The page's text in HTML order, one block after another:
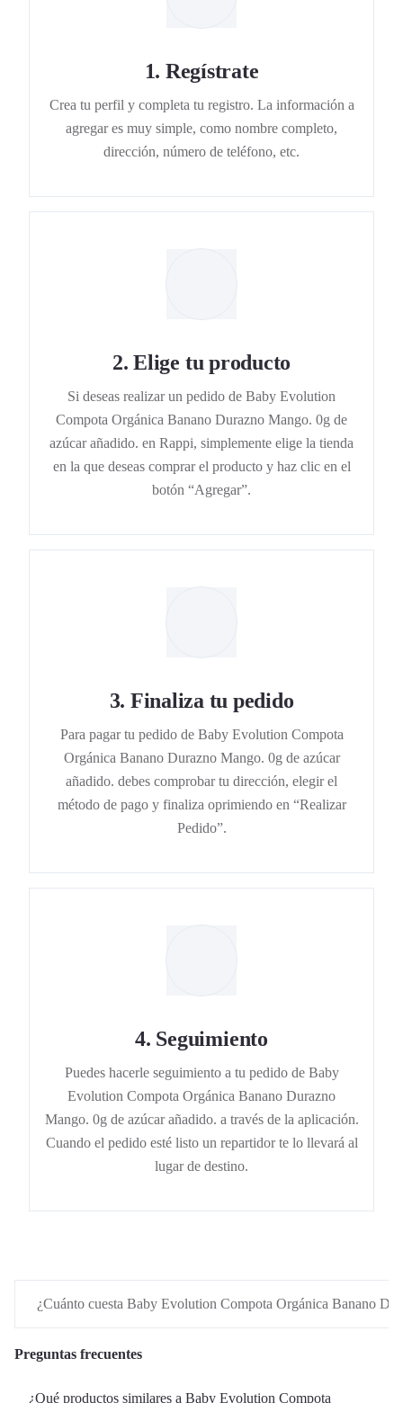
1. Regístrate
Crea tu perfil y completa tu registro. La información a
agregar es muy simple, como nombre completo,
dirección, número de teléfono, etc.
2.Elige tu producto
Si deseas realizar un pedido de Baby Evolution
Compota Orgánica Banano Durazno Mango. 0g de
azúcar añadido. en Rappi, simplemente elige la tienda
en la que deseas comprar el producto y haz clic en el
botón “Agregar”.
3. Finaliza tu pedido
Para pagar tu pedido de Baby Evolution Compota
Orgánica Banano Durazno Mango. 0g de azúcar
añadido. debes comprobar tu dirección, elegir el
método de pago y finaliza oprimiendo en “Realizar
Pedido”.
4. Seguimiento
Puedes hacerle seguimiento a tu pedido de Baby
Evolution Compota Orgánica Banano Durazno
Mango. 0g de azúcar añadido. a través de la aplicación.
Cuando el pedido esté listo un repartidor te lo llevará al
lugar de destino.
¿Cuánto cuesta Baby Evolution Compota Orgánica Banano
Preguntas frecuentes
¿Qué productos similares a Baby Evolution Compota